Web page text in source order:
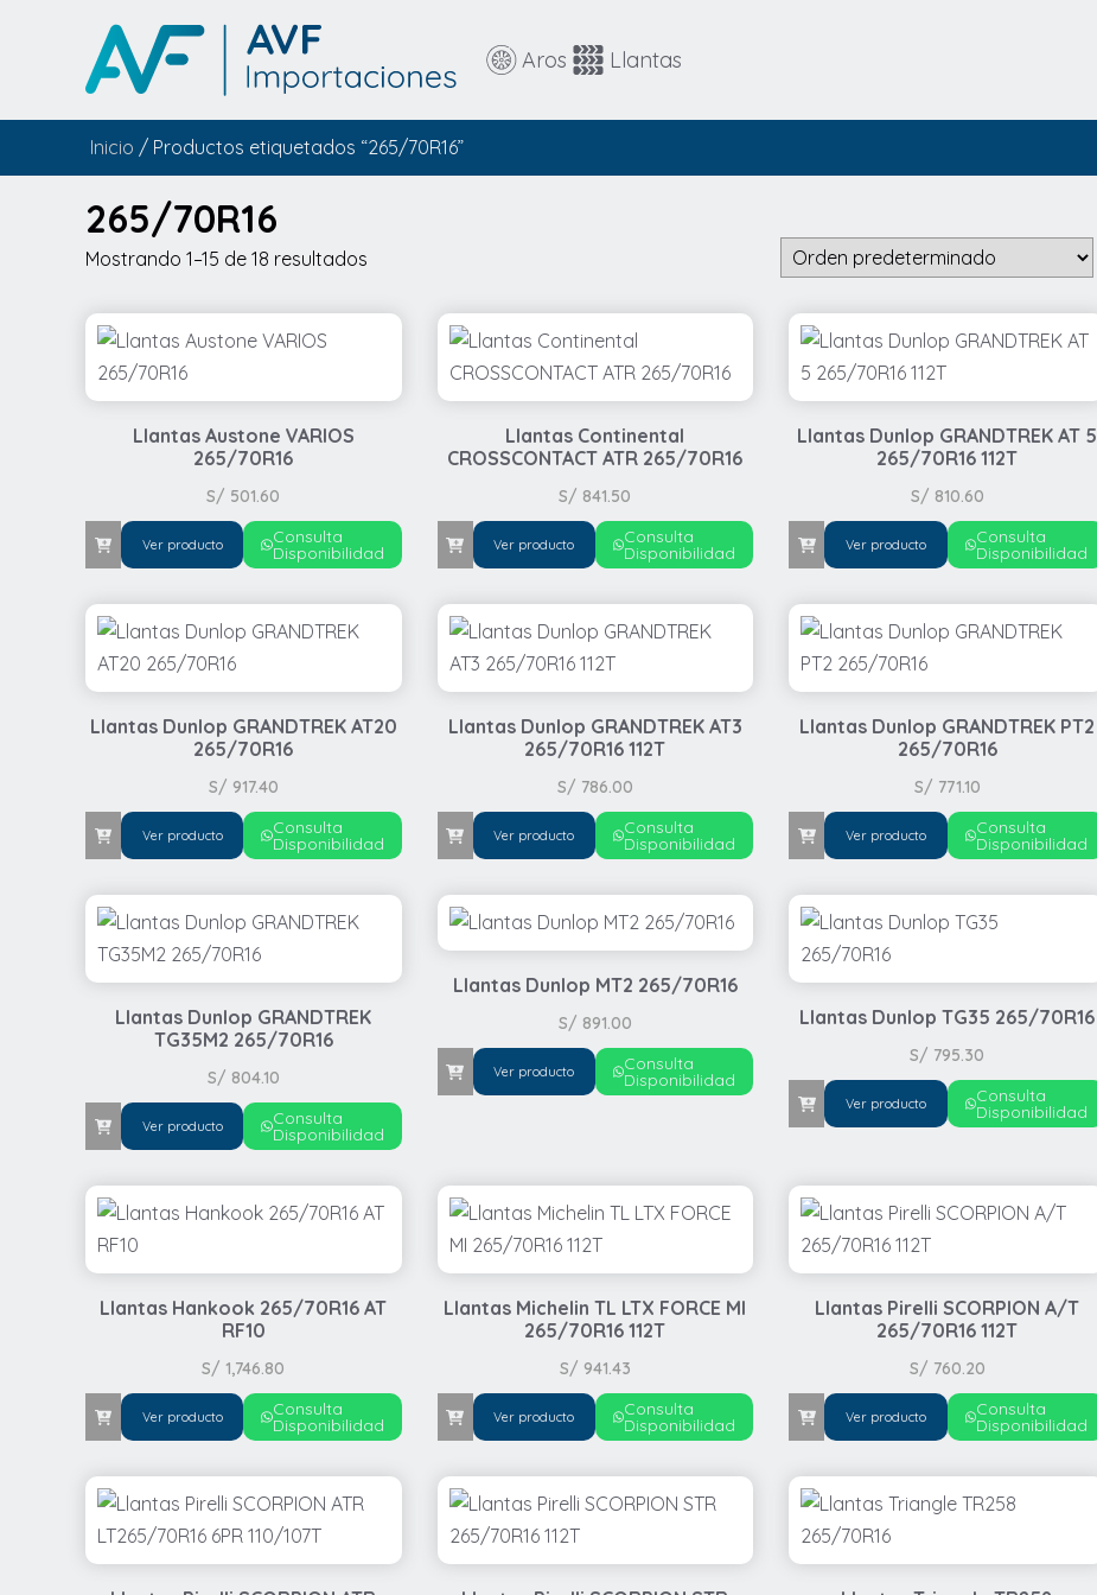
Aros4x4 / SUVLlantas
Runflat
Inicio / Productos etiquetados “265/70R16”
265/70R16
Mostrando 1–15 de 18 resultados
Llantas Austone VARIOS
265/70R16
S/ 501.60
Ver producto Consulta
Disponibilidad
Llantas Continental
CROSSCONTACT ATR 265/70R16
S/ 841.50
Ver producto Consulta
Disponibilidad
Llantas Dunlop GRANDTREK AT 5
265/70R16 112T
S/ 810.60
Ver producto Consulta
Disponibilidad
Llantas Dunlop GRANDTREK AT20
265/70R16
S/ 917.40
Ver producto Consulta
Disponibilidad
Llantas Dunlop GRANDTREK AT3
265/70R16 112T
S/ 786.00
Ver producto Consulta
Disponibilidad
Llantas Dunlop GRANDTREK PT2
265/70R16
S/ 771.10
Ver producto Consulta
Disponibilidad
Llantas Dunlop GRANDTREK
TG35M2 265/70R16
S/ 804.10
Ver producto Consulta
Disponibilidad
Llantas Dunlop MT2 265/70R16
S/ 891.00
Ver producto Consulta
Disponibilidad
Llantas Dunlop TG35 265/70R16
S/ 795.30
Ver producto Consulta
Disponibilidad
Llantas Hankook 265/70R16 AT
RF10
S/ 1,746.80
Ver producto Consulta
Disponibilidad
Llantas Michelin TL LTX FORCE MI
265/70R16 112T
S/ 941.43
Ver producto Consulta
Disponibilidad
Llantas Pirelli SCORPION A/T
265/70R16 112T
S/ 760.20
Ver producto Consulta
Disponibilidad